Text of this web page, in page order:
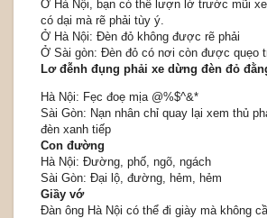
Ở Hà Nội, bạn có thể lượn lờ trước mũi
có dại mà rẽ phải tùy ý.
Ở Hà Nội: Đèn đỏ không được rẽ phải
Ở Sài gòn: Đèn đỏ có nơi còn được quẹo
Lơ đễnh đụng phải xe dừng đèn đỏ
Hà Nội: Fẹc đoẹ mịa @%$^&*
Sài Gòn: Nạn nhân chỉ quay lại xem thủ
đèn xanh tiếp
Con đường
Hà Nội: Đường, phố, ngõ, ngách
Sài Gòn: Đại lộ, đường, hẻm, hẻm
Giầy vớ
Đàn ông Hà Nội có thể đi giày mà không